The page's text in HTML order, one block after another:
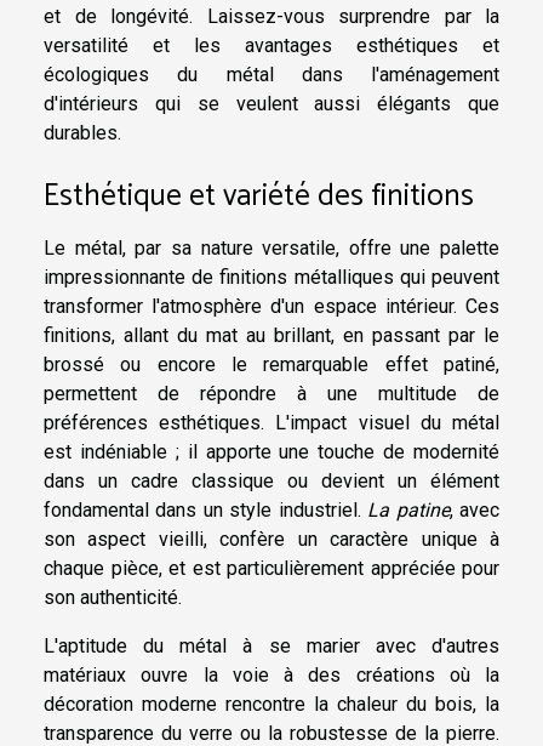
et de longévité. Laissez-vous surprendre par la
versatilité et les avantages esthétiques et
écologiques du métal dans l'aménagement
d'intérieurs qui se veulent aussi élégants que
durables.
Esthétique et variété des finitions
Le métal, par sa nature versatile, offre une palette
impressionnante de finitions métalliques qui peuvent
transformer l'atmosphère d'un espace intérieur. Ces
finitions, allant du mat au brillant, en passant par le
brossé ou encore le remarquable effet patiné,
permettent de répondre à une multitude de
préférences esthétiques. L'impact visuel du métal
est indéniable ; il apporte une touche de modernité
dans un cadre classique ou devient un élément
fondamental dans un style industriel. La patine, avec
son aspect vieilli, confère un caractère unique à
chaque pièce, et est particulièrement appréciée pour
son authenticité.
L'aptitude du métal à se marier avec d'autres
matériaux ouvre la voie à des créations où la
décoration moderne rencontre la chaleur du bois, la
transparence du verre ou la robustesse de la pierre.